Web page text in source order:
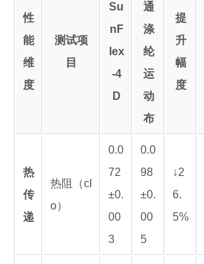
性
能
维
度
测试项
目
Su
nF
lex
-4
D
通
涤
纶
运
动
布
提
升
幅
度
热
传
递
热阻（cl
o）
0.0
72
±0.
00
3
0.0
98
±0.
00
5
↓2
6.
5%